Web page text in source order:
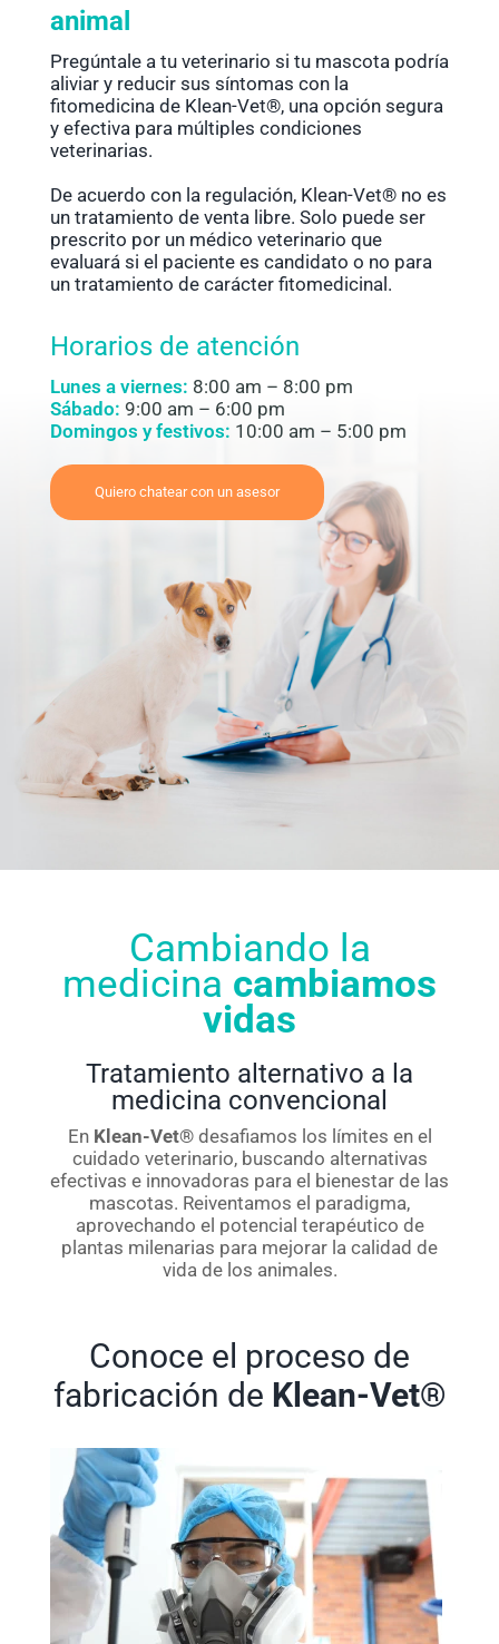
animal
Pregúntale a tu veterinario si tu mascota podría
aliviar y reducir sus síntomas con la
fitomedicina de Klean-Vet®, una opción segura
y efectiva para múltiples condiciones
veterinarias.
De acuerdo con la regulación, Klean-Vet® no es
un tratamiento de venta libre. Solo puede ser
prescrito por un médico veterinario que
evaluará si el paciente es candidato o no para
un tratamiento de carácter fitomedicinal.
Horarios de atención
Lunes a viernes: 8:00 am – 8:00 pm
Sábado: 9:00 am – 6:00 pm
Domingos y festivos: 10:00 am – 5:00 pm
Quiero chatear con un asesor
Cambiando la
medicina cambiamos
vidas
Tratamiento alternativo a la
medicina convencional
En Klean-Vet®desafiamos los límites en el
cuidado veterinario, buscando alternativas
efectivas e innovadoras para el bienestar de las
mascotas. Reiventamos el paradigma,
aprovechando el potencial terapéutico de
plantas milenarias para mejorar la calidad de
vida de los animales.
Conoce el proceso de
fabricación de Klean-Vet®